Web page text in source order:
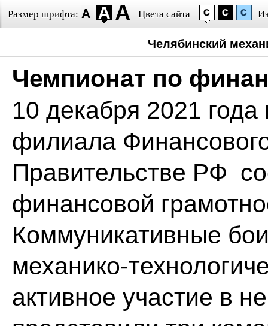
Размер шрифта: Цвета сайта
Челябинский
Чемпионат по
10 декабря 2021
филиала
Правительстве РФ
финансовой
Коммуникативные
механико-
активное участие в